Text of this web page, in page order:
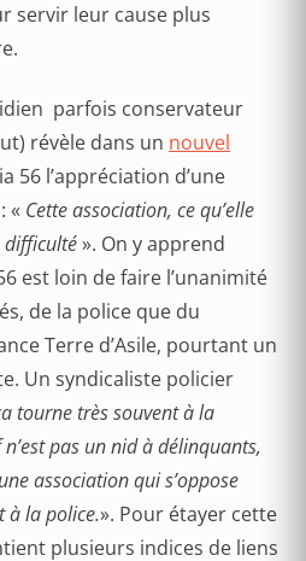
servir leur cause plus
parfois conservateur
révèle dans un nouvel
56 l’appréciation d’une
: « Cette association, ce qu’elle
difficulté». On y apprend
est loin de faire l’unanimité
de la police que du
Terre d’Asile, pourtant un
Un syndicaliste policier
tourne très souvent à la
pas un nid à délinquants,
association qui s’oppose
à la police.». Pour étayer cette
plusieurs indices de liens